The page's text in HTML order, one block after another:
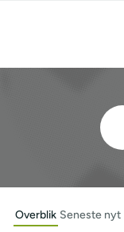
Overblik Seneste nyt